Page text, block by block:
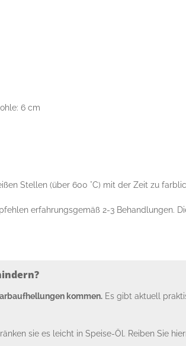
6 cm
Stellen (über 600 °C) mit der Zeit zu
erfahrungsgemäß 2-3 Behandlungen.
kommen. Es gibt aktuell
sie es leicht in Speise-Öl. Reiben Sie